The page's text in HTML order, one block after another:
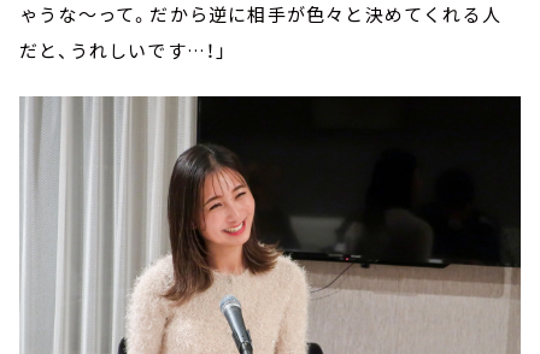
ゃうな～って。だから逆に相手が色々と決めてくれる人
だと、うれしいです…！」